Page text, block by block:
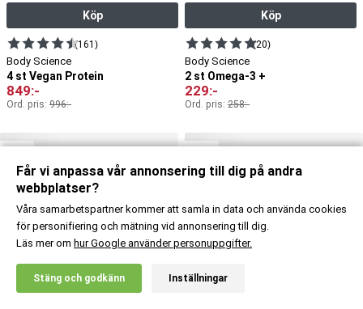
Köp
(161)
Body Science
4 st Vegan Protein
849:-
Ord. pris: 996:-
Köp
(20)
Body Science
2 st Omega-3 +
229:-
Ord. pris: 258:-
-15% -22%
20% RABATT!
X
Får vi anpassa vår annonsering till dig på andra
webbplatser?
Våra samarbetspartner kommer att samla in data och använda cookies
för personifiering och mätning vid annonsering till dig.
Läs mer om hur Google använder personuppgifter.
Stäng och godkänn Inställningar